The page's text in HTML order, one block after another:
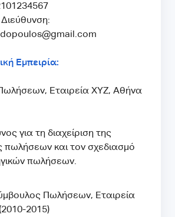
Εμπειρία:
Εταιρεία XYZ, Αθήνα
για τη διαχείριση της
πωλήσεων και τον σχεδιασμό
πωλήσεων.
Πωλήσεων, Εταιρεία
2015)